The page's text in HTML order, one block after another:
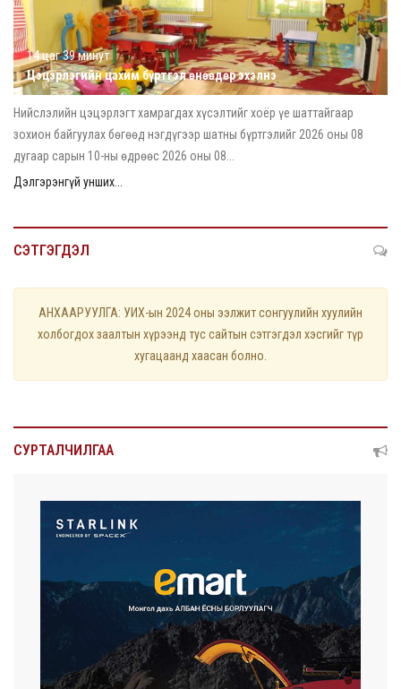
14 цаг 39 минут
Цэцэрлэгийн цахим бүртгэл өнөөдөр эхэлнэ
Нийслэлийн цэцэрлэгт хамрагдах хүсэлтийг хоёр үе шаттайгаар
зохион байгуулах бөгөөд нэгдүгээр шатны бүртгэлийг 2026 оны 08
дугаар сарын 10-ны өдрөөс 2026 оны 08...
Дэлгэрэнгүй унших...
СЭТГЭГДЭЛ
АНХААРУУЛГА: УИХ-ын 2024 оны ээлжит сонгуулийн хуулийн
холбогдох заалтын хүрээнд тус сайтын сэтгэгдэл хэсгийг түр
хугацаанд хаасан болно.
СУРТАЛЧИЛГАА